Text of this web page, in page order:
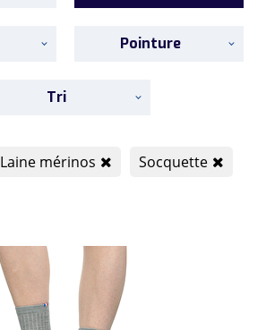
Pointure
Tri
Laine mérinos Socquette